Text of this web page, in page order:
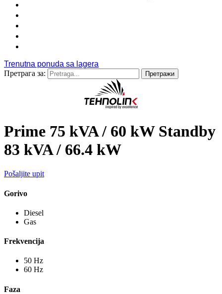
Trenutna ponuda sa lagera
Претрага за:
Prime 75 kVA / 60 kW Standby
83 kVA / 66.4 kW
Pošaljite upit
Gorivo
Diesel
Gas
Frekvencija
50 Hz
60 Hz
Faza